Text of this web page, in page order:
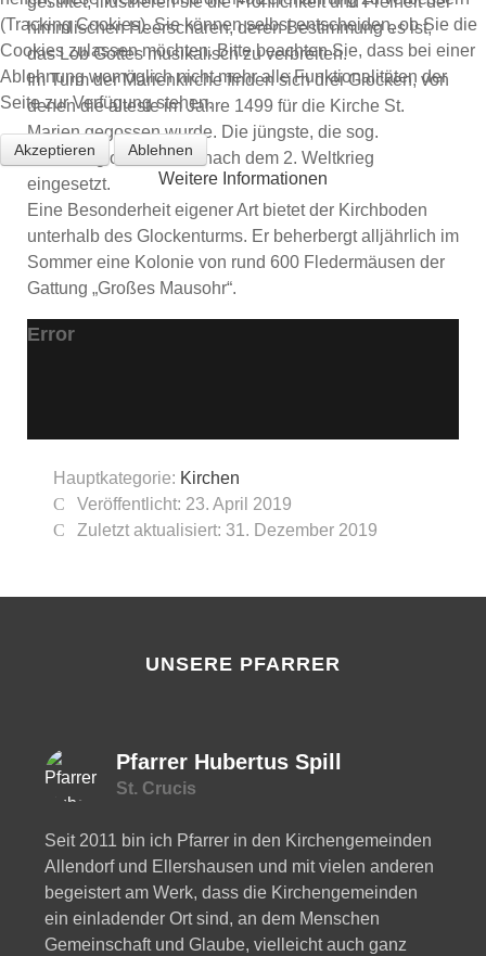
himmlischen Heerscharen, deren Bestimmung es ist,
das Lob Gottes musikalisch zu verbreiten.
Im Turm der Marienkirche finden sich drei Glocken, von
denen die älteste im Jahre 1499 für die Kirche St.
Marien gegossen wurde. Die jüngste, die sog.
Friedensglocke wurde nach dem 2. Weltkrieg
eingesetzt.
Eine Besonderheit eigener Art bietet der Kirchboden
unterhalb des Glockenturms. Er beherbergt alljährlich im
Sommer eine Kolonie von rund 600 Fledermäusen der
Gattung „Großes Mausohr“.
Error
Hauptkategorie: Kirchen
Veröffentlicht: 23. April 2019
Zuletzt aktualisiert: 31. Dezember 2019
UNSERE PFARRER
Pfarrer Hubertus Spill
St. Crucis
Seit 2011 bin ich Pfarrer in den Kirchengemeinden
Allendorf und Ellershausen und mit vielen anderen
begeistert am Werk, dass die Kirchengemeinden
ein einladender Ort sind, an dem Menschen
Gemeinschaft und Glaube, vielleicht auch ganz
(Tracking Cookies). Sie können selbst entscheiden, ob Sie die
Cookies zulassen möchten. Bitte beachten Sie, dass bei einer
Ablehnung womöglich nicht mehr alle Funktionalitäten der
Seite zur Verfügung stehen.
Akzeptieren Ablehnen
Weitere Informationen